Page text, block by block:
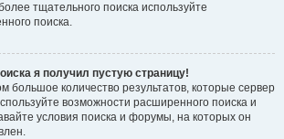
тщательного поиска используйте
поиска.
я получил пустую страницу!
большое количество результатов, которые сервер
возможности расширенного поиска и
условия поиска и форумы, на которых он